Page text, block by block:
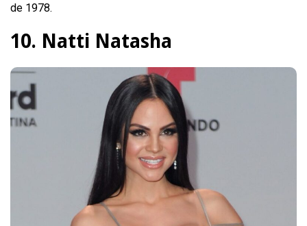
de 1978.
10. Natti Natasha